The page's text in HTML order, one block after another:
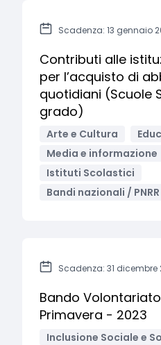
Scadenza: 13 gennaio
Contributi alle
per l’acquisto di
quotidiani (Scuole
grado)
Arte e Cultura
Media e informazione
Istituti Scolastici
Bandi nazionali / PNRR
Scadenza: 31 dicembre
Bando
Primavera - 2023
Inclusione Sociale e